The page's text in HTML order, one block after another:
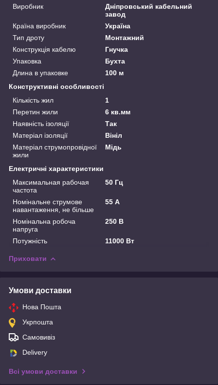
Виробник
Дніпровський кабельний
завод
Країна виробник
Україна
Тип дроту
Монтажний
Конструкція кабелю
Гнучка
Упаковка
Бухта
Длина в упаковке
100 м
Конструктивні особливості
Кількість жил
1
Перетин жили
6 кв.мм
Наявність ізоляції
Так
Матеріал ізоляції
Вініл
Матеріал струмопровідної
жили
Мідь
Електричні характеристики
Максимальная рабочая
частота
50 Гц
Номінальне струмове
навантаження, не більше
55 А
Номінальна робоча
напруга
250 В
Потужність 11000 Вт
Приховати
Умови доставки
Нова Пошта
Укрпошта
Самовивіз
Delivery
Всі умови доставки